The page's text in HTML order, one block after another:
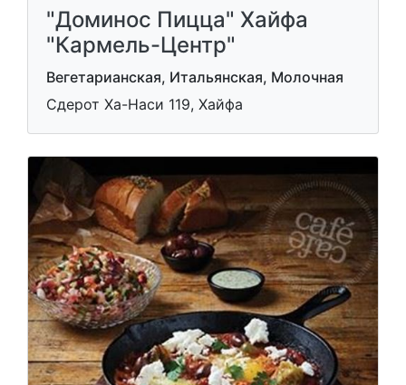
"Доминос Пицца" Хайфа
"Кармель-Центр"
Вегетарианская, Итальянская, Молочная
Сдерот Ха-Наси 119, Хайфа